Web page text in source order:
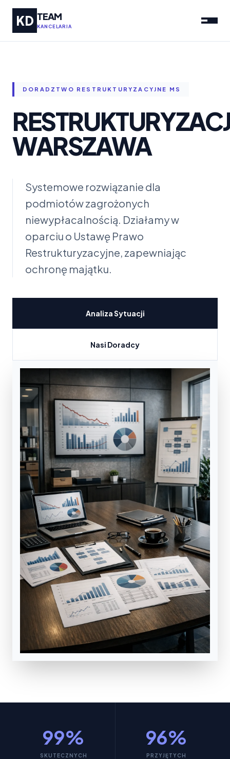
KD TEAM
KANCELARIA
DORADZTWO RESTRUKTURYZACYJNE MS
WARSZAWA
Systemowe rozwiązanie dla
podmiotów zagrożonych
niewypłacalnością. Działamy w
oparciu o Ustawę Prawo
Restrukturyzacyjne, zapewniając
ochronę majątku.
Analiza Sytuacji
Nasi Doradcy
99%
SKUTECZNYCH
96%
PRZYJĘTYCH